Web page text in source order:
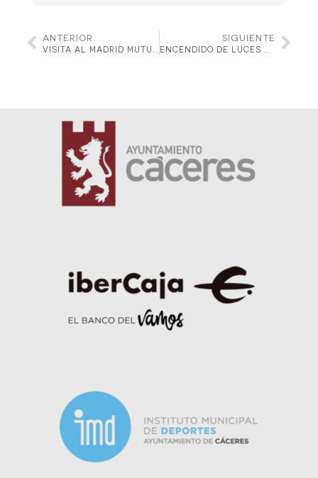
ANTERIOR SIGUIENTE